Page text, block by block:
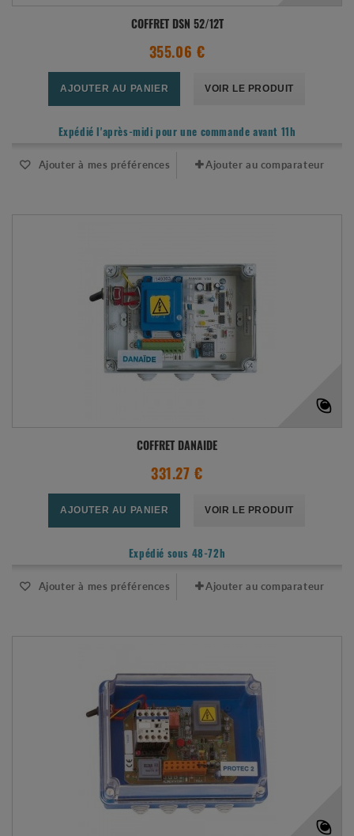
COFFRET DSN 52/12T
355.06 €
AJOUTER AU PANIER VOIR LE PRODUIT
Expédié l'après-midi pour une commande avant 11h
Ajouter à mes préférences Ajouter au comparateur
COFFRET DANAIDE
331.27 €
AJOUTER AU PANIER VOIR LE PRODUIT
Expédié sous 48-72h
Ajouter à mes préférences Ajouter au comparateur